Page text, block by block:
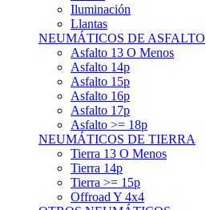
Llantas
NEUMÁTICOS DE ASFALTO
Asfalto 13 O Menos
Asfalto 14p
Asfalto 15p
Asfalto 16p
Asfalto 17p
Asfalto >= 18p
NEUMÁTICOS DE TIERRA
Tierra 13 O Menos
Tierra 14p
Tierra >= 15p
Offroad Y 4x4
OTROS NEUMÁTICOS
Otros Tipos De Neumáticos